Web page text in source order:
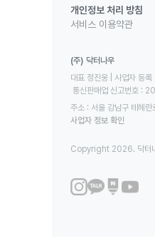
개인정보 처리 방침
서비스 이용약관
(주) 닥터나우
대표 정진웅 | 사업자
통신판매업 신고번호
주소 : 서울 강남구 테헤
사업자 정보 확인
Copyright 2026. 닥터